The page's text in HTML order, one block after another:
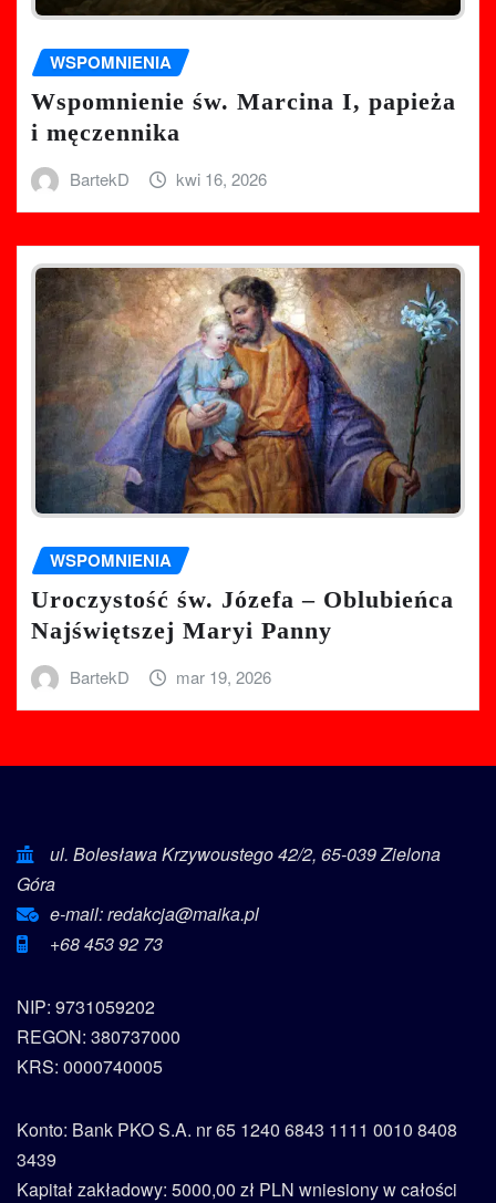
WSPOMNIENIA
Wspomnienie św. Marcina I, papieża
i męczennika
BartekD kwi 16, 2026
WSPOMNIENIA
Uroczystość św. Józefa – Oblubieńca
Najświętszej Maryi Panny
BartekD mar 19, 2026
ul. Bolesława Krzywoustego 42/2, 65-039 Zielona
Góra
e-mail: redakcja@maika.pl
+68 453 92 73
NIP: 9731059202
REGON: 380737000
KRS: 0000740005
Konto: Bank PKO S.A. nr 65 1240 6843 1111 0010 8408
3439
Kapitał zakładowy: 5000,00 zł PLN wniesiony w całości